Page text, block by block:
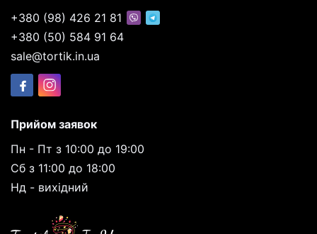
+380 (98) 426 21 81
+380 (50) 584 91 64
sale@tortik.in.ua
Прийом заявок
Пн - Пт з 10:00 до 19:00
Сб з 11:00 до 18:00
Нд - вихідний